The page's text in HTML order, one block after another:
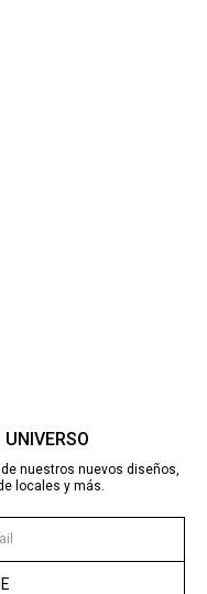
nuestros nuevos diseños,
locales y más.